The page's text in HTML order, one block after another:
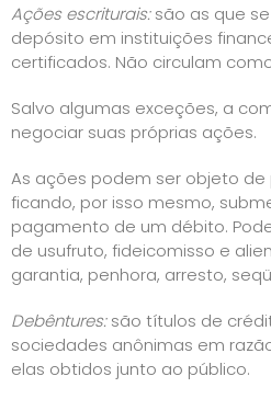
Ações escriturais:são as que
depósito em instituições
certificados. Não circulam
Salvo algumas exceções, a
negociar suas próprias ações.
As ações podem ser objeto
ficando, por isso mesmo,
pagamento de um débito.
de usufruto, fideicomisso e
garantia, penhora, arresto,
Debêntures:são títulos de
sociedades anônimas em
elas obtidos junto ao público.